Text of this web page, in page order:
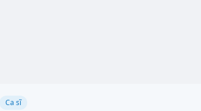
Ca sĩ